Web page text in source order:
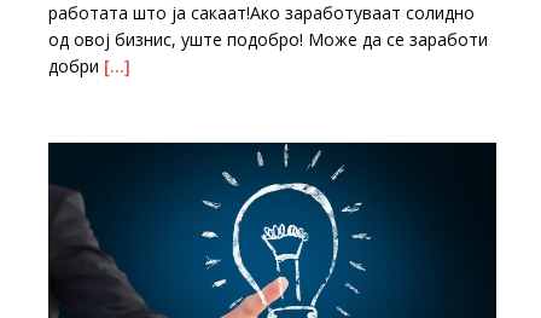
работата што ја сакаат!Ако заработуваат солидно
од овој бизнис, уште подобро! Може да се заработи
добри […]